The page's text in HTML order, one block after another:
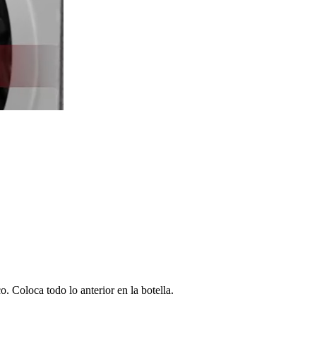
Coloca todo lo anterior en la botella.